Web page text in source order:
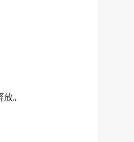
。